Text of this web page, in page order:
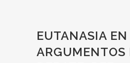
EUTANASIA
ARGUMENTOS